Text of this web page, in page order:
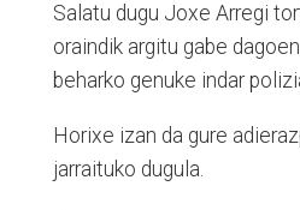
Salatu dugu Joxe Arregi
oraindik argitu gabe
beharko genuke indar
Horixe izan da gure
jarraituko dugula.